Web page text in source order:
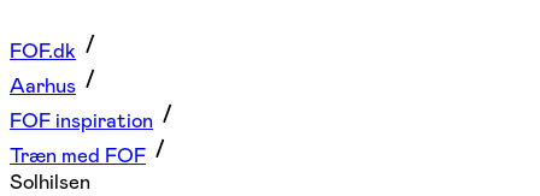
FOF.dk
Aarhus
FOF inspiration
Træn med FOF
Solhilsen